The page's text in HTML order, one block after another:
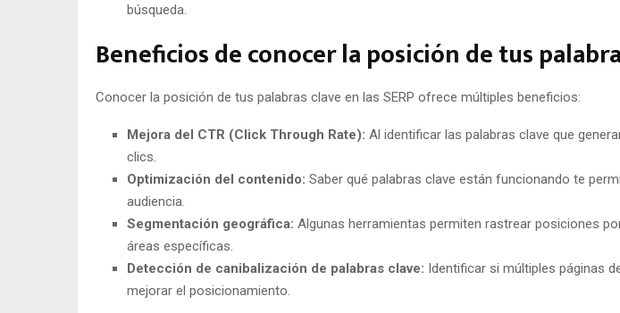
búsqueda.
Beneficios de conocer la posición de tus
Conocer la posición de tus palabras clave en las SERP ofrece múltiples beneficios:
Mejora del CTR (Click Through Rate): Al identificar las palabras clave que
clics.
Optimización del contenido: Saber qué palabras clave están funcionando te
audiencia.
Segmentación geográfica: Algunas herramientas permiten rastrear posiciones
áreas específicas.
Detección de canibalización de palabras clave: Identificar si múltiples páginas
mejorar el posicionamiento.